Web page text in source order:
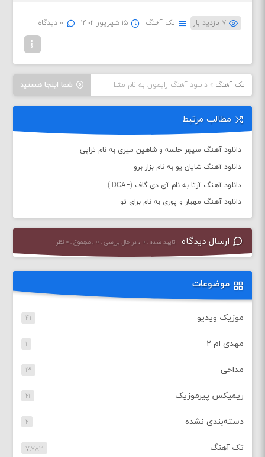
۷ بازدید بار تک آهنگ ۱۵ شهریور ۱۴۰۲ ۰ دیدگاه
شما اینجا هستید تک آهنگ »دانلود آهنگ رایمون به نام مثلا
مطالب مرتبط
دانلود آهنگ سپهر خلسه و شاهین میری به نام تراپی
دانلود آهنگ شایان یو به نام بزار برو
دانلود آهنگ آرتا به نام آی دی گاف (IDGAF)
دانلود آهنگ مهیار و پوری به نام برای تو
ارسال دیدگاه تایید شده : ۰ ، در حال بررسی : ۰ ، مجموع : ۰ نظر
موضوعات
موزیک ویدیو ۴۱
مهدی ام ۲ ۱
مداحی ۱۳
ریمیکس پیرموزیک ۲۱
دسته‌بندی نشده ۲
تک آهنگ ۷,۷۸۳